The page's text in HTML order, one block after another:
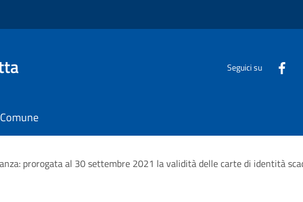
Seguici su
prorogata al 30 settembre 2021 la validità delle carte di identità